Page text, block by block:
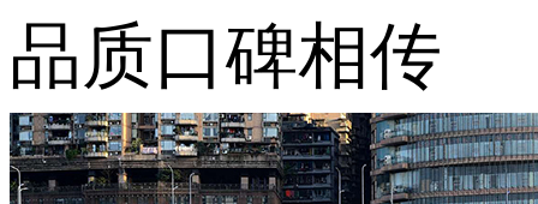
品质口碑相传